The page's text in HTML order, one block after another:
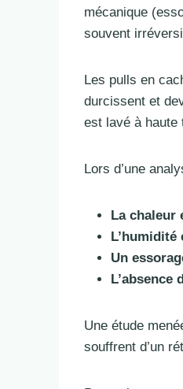
mécanique
souvent
Les pulls en
durcissent et
est lavé à haute
Lors d’une
La chaleur
Un
Une étude
souffrent d’un